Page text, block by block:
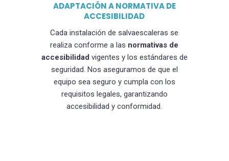
ADAPTACIÓN A NORMATIVA DE
ACCESIBILIDAD
Cada instalación de salvaescaleras se
realiza conforme a las normativas de
accesibilidad vigentes y los estándares de
seguridad. Nos aseguramos de que el
equipo sea seguro y cumpla con los
requisitos legales, garantizando
accesibilidad y conformidad.